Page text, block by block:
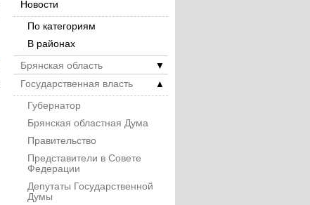
Новости
По категориям
В районах
▼
Брянская область
▲
Государственная власть
Губернатор
Брянская областная Дума
Правительство
Представители в Совете
Федерации
Депутаты Государственной
Думы